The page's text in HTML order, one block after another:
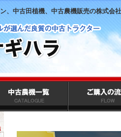
、中古田植機、中古農機販売の株式会